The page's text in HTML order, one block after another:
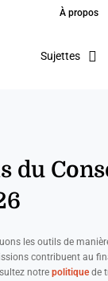
À propos
Sujettes
du
les outils de
contribuent au
notre politiquede